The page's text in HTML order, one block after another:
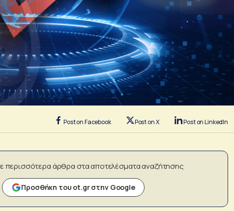
Post on Facebook Post on X Post on LinkedIn
περισσότερα άρθρα στα αποτελέσματα αναζήτησης
Προσθήκη του ot.gr στην Google